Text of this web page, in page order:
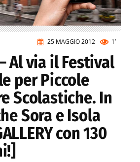
25 MAGGIO 2012 1’
Al via il Festival
per Piccole
Scolastiche. In
Sora e Isola
con 130